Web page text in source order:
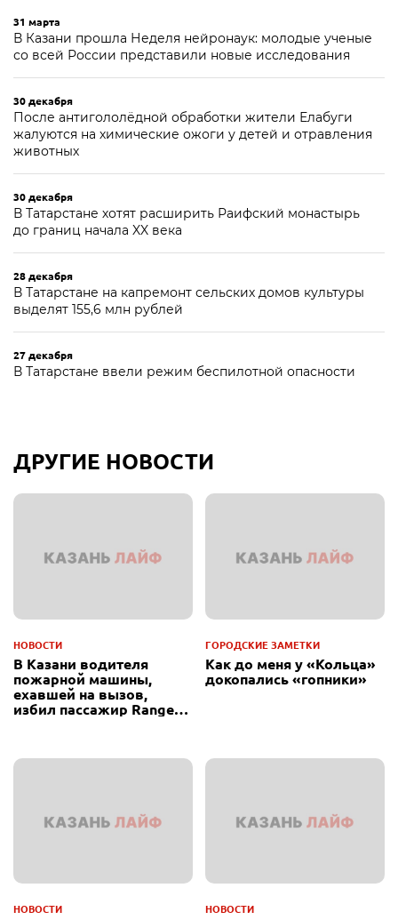
31 марта
В Казани прошла Неделя нейронаук: молодые ученые
со всей России представили новые исследования
30 декабря
После антигололёдной обработки жители Елабуги
жалуются на химические ожоги у детей и отравления
животных
30 декабря
В Татарстане хотят расширить Раифский монастырь
до границ начала XX века
28 декабря
В Татарстане на капремонт сельских домов культуры
выделят 155,6 млн рублей
27 декабря
В Татарстане ввели режим беспилотной опасности
ДРУГИЕ НОВОСТИ
НОВОСТИ
В Казани водителя
пожарной машины,
ехавшей на вызов,
избил пассажир Range
ГОРОДСКИЕ ЗАМЕТКИ
Как до меня у «Кольца»
докопались «гопники»
НОВОСТИ НОВОСТИ